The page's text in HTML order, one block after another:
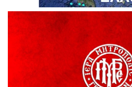
5 Αυγούστου 2026
Ο ΑΝΔΡΕΑΣ ΑΣΛΑΝΙΔΗΣ ΣΥΝΕΧΙΖΕΙ
ΓΡΕΒΕΝΩΝ
Ευχαριστήριο Εκπολιτιστικού
Παρασχάκη Αθανάσιο
5 Αυγούστου 2026